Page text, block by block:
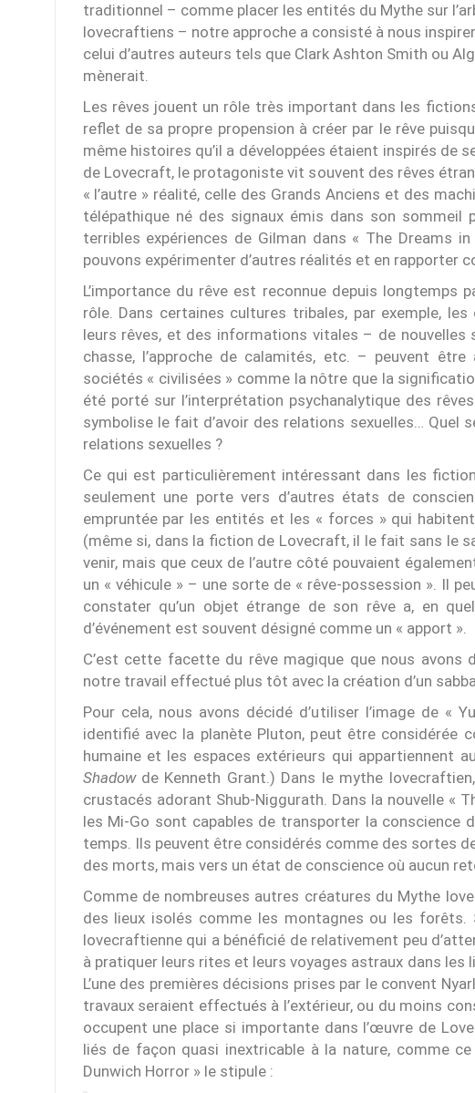
traditionnel – comme placer les entités du Mythe sur
lovecraftiens – notre approche a consisté à nous
celui d’autres auteurs tels que Clark Ashton Smith ou
mènerait.
Les rêves jouent un rôle très important dans les
reflet de sa propre propension à créer par le rêve
même histoires qu’il a développées étaient inspirés de
de Lovecraft, le protagoniste vit souvent des rêves
« l’autre » réalité, celle des Grands Anciens et des
télépathique né des signaux émis dans son
terribles expériences de Gilman dans « The Dreams
pouvons expérimenter d’autres réalités et en rapporter
L’importance du rêve est reconnue depuis longtemps
rôle. Dans certaines cultures tribales, par exemple,
leurs rêves, et des informations vitales – de
chasse, l’approche de calamités, etc. – peuvent
sociétés « civilisées » comme la nôtre que la
été porté sur l’interprétation psychanalytique des
symbolise le fait d’avoir des relations sexuelles… Quel
relations sexuelles ?
Ce qui est particulièrement intéressant dans les
seulement une porte vers d’autres états de
empruntée par les entités et les « forces » qui
(même si, dans la fiction de Lovecraft, il le fait sans le
venir, mais que ceux de l’autre côté pouvaient
un « véhicule » – une sorte de « rêve-possession ». Il
constater qu’un objet étrange de son rêve a, en
d’événement est souvent désigné comme un « apport ».
C’est cette facette du rêve magique que nous avons
notre travail effectué plus tôt avec la création d’un
Pour cela, nous avons décidé d’utiliser l’image de «
identifié avec la planète Pluton, peut être considérée
humaine et les espaces extérieurs qui appartiennent
Shadowde Kenneth Grant.) Dans le mythe
crustacés adorant Shub-Niggurath. Dans la nouvelle «
les Mi-Go sont capables de transporter la conscience
temps. Ils peuvent être considérés comme des sortes
des morts, mais vers un état de conscience où aucun
Comme de nombreuses autres créatures du Mythe
des lieux isolés comme les montagnes ou les forêts.
lovecraftienne qui a bénéficié de relativement peu
à pratiquer leurs rites et leurs voyages astraux dans
L’une des premières décisions prises par le convent
travaux seraient effectués à l’extérieur, ou du moins
occupent une place si importante dans l’œuvre de
liés de façon quasi inextricable à la nature, comme
Dunwich Horror » le stipule :